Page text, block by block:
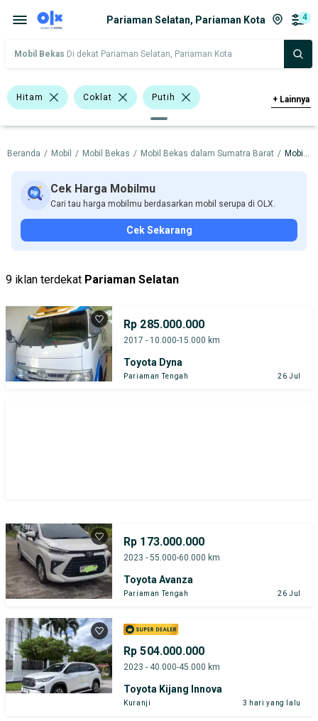
Pariaman Selatan, Pariaman Kota 4
Mobil Bekas Di dekat Pariaman Selatan, Pariaman Kota
Hitam Coklat Putih
Minibus Double Cabin
Suzuki APV Suzuki Carry
Hyundai Isuzu
Tipe Bodi Tipe Membership
+ Lainnya
Beranda / Mobil / Mobil Bekas / Mobil Bekas dalam Sumatra Barat / Mobil Bekas dalam Pariaman Kota
Cek Harga Mobilmu
Cari tau harga mobilmu berdasarkan mobil serupa di OLX.
Cek Sekarang
9 iklan terdekat Pariaman Selatan
Rp 285.000.000
2017 - 10.000-15.000 km
Toyota Dyna
Pariaman Tengah 26 Jul
Rp 173.000.000
2023 - 55.000-60.000 km
Toyota Avanza
Pariaman Tengah 26 Jul
Rp 504.000.000
2023 - 40.000-45.000 km
Toyota Kijang Innova
Kuranji 3 hari yang lalu